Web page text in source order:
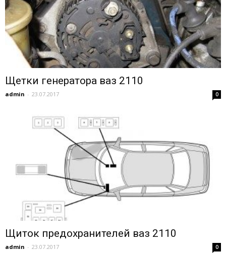
Щетки генератора ваз 2110
admin - 23.07.2017 0
Щиток предохранителей ваз 2110
admin - 23.07.2017 0